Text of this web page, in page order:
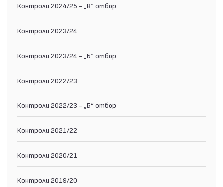
Контроли 2024/25 - „В“ отбор
Контроли 2023/24
Контроли 2023/24 - „Б“ отбор
Контроли 2022/23
Контроли 2022/23 - „Б“ отбор
Контроли 2021/22
Контроли 2020/21
Контроли 2019/20